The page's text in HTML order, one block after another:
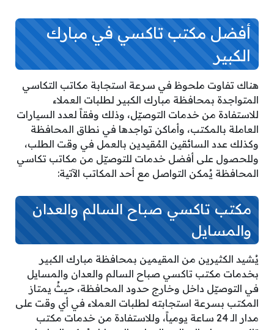
أفضل مكتب تاكسي في مبارك
الكبير
هناك تفاوت ملحوظ في سرعة استجابة مكاتب التكاسي
المتواجدة بمحافظة مبارك الكبير لطلبات العملاء
للاستفادة من خدمات التوصيّل، وذلك وفقاً لعدد السيارات
العاملة بالمكتب، وأماكن تواجدها في نطاق المحافظة
وكذلك عدد السائقين المُقيدين بالعمل في وقت الطلب،
وللحصول على أفضل خدمات للتوصيّل من مكاتب تكاسي
المحافظة يُمكن التواصل مع أحد المكاتب الآتية:
مكتب تاكسي صباح السالم والعدان
والمسايل
يُشيد الكثيرين من المقيمين بمحافظة مبارك الكبير
بخدمات مكتب تاكسي صباح السالم والعدان والمسايل
في التوصيّل داخل وخارج حدود المحافظة، حيثُ يمتاز
المكتب بسرعة استجابته لطلبات العملاء في أي وقت على
مدار الـ 24 ساعة يومياً، وللاستفادة من خدمات مكتب